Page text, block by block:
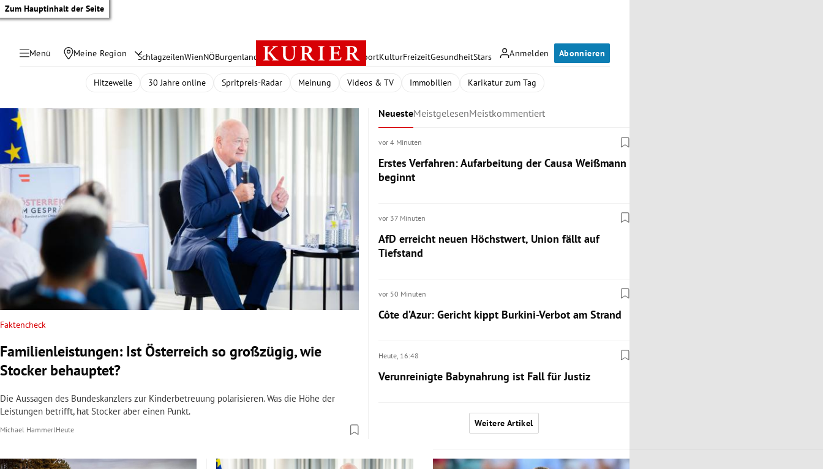
Zum Hauptinhalt der Seite
Menü Meine Region Anmelden Abonnieren
SchlagzeilenWienNÖBurgenland Österreich PolitikWirtschaft SportKulturFreizeitGesundheitStars
Untermenü
Untermenü
Untermenü
Untermenü
Untermenü
Untermenü
Hitzewelle 30 Jahre online Spritpreis-Radar Meinung Videos & TV Immobilien Karikatur zum Tag
Faktencheck
Familienleistungen: Ist Österreich so großzügig, wie
Stocker behauptet?
Die Aussagen des Bundeskanzlers zur Kinderbetreuung polarisieren. Was die Höhe der
Leistungen betrifft, hat Stocker aber einen Punkt.
Michael HammerlHeute
NeuesteMeistgelesenMeistkommentiert
vor 4 Minuten
Erstes Verfahren: Aufarbeitung der Causa Weißmann
beginnt
vor 37 Minuten
AfD erreicht neuen Höchstwert, Union fällt auf
Tiefstand
vor 50 Minuten
Côte d’Azur: Gericht kippt Burkini-Verbot am Strand
Heute, 16:48
Verunreinigte Babynahrung ist Fall für Justiz
Weitere Artikel